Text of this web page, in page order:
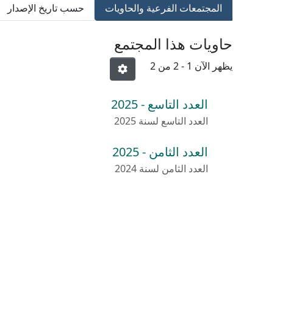
المجتمعات الفرعية والحاويات حسب تاريخ الإصدار
حاويات هذا المجتمع
يظهر الآن 1 - 2 من 2
العدد التاسع - 2025
العدد التاسع لسنة 2025
العدد الثامن - 2025
العدد الثامن لسنة 2024